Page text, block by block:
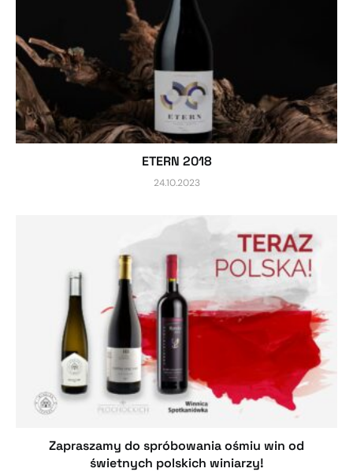
ETERN 2018
24.10.2023
Zapraszamy do spróbowania ośmiu win od
świetnych polskich winiarzy!